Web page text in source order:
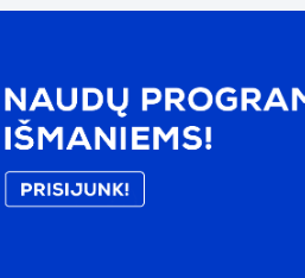
by the printer.
Geltona
can be used with.